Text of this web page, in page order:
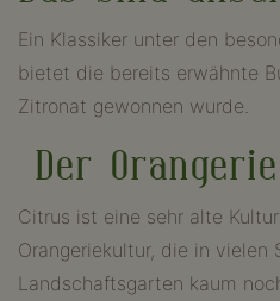
Ein Klassiker unter den
bietet die bereits erwähnte
Zitronat gewonnen wurde.
Der
Citrus ist eine sehr alte
Orangeriekultur, die in vielen
Landschaftsgarten kaum